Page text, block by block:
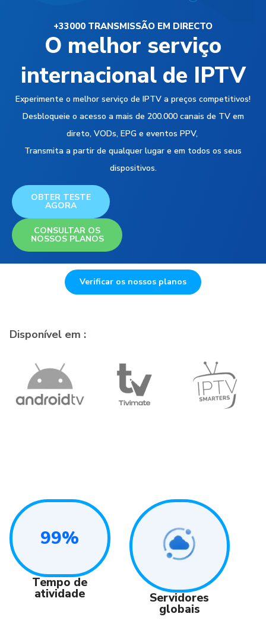
+33000 TRANSMISSÃO EM DIRECTO
O melhor serviço
internacional de IPTV
Experimente o melhor serviço de IPTV a preços competitivos!
Desbloqueie o acesso a mais de 200.000 canais de TV em
direto, VODs, EPG e eventos PPV,
Transmita a partir de qualquer lugar e em todos os seus
dispositivos.
OBTER TESTE
AGORA
CONSULTAR OS
NOSSOS PLANOS
Verificar os nossos planos
Disponível em :
99%
Tempo de
atividade Servidores
globais